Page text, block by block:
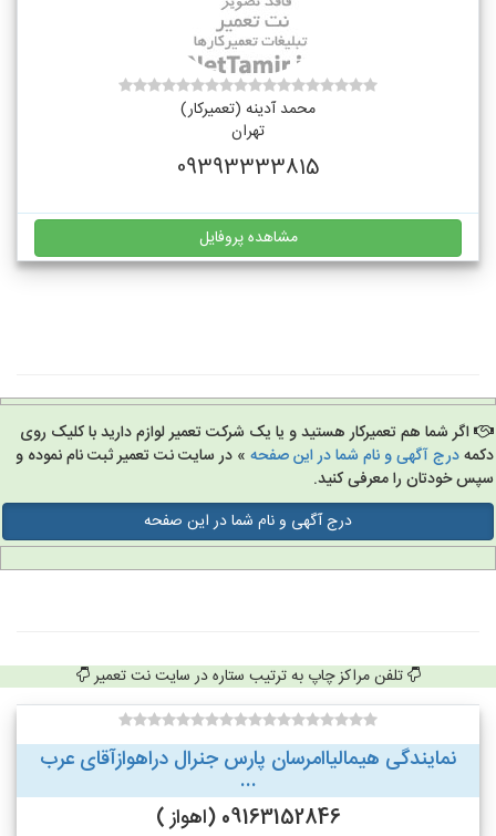
محمد آدینه (تعمیرکار)
تهران
09393333815
مشاهده پروفایل
اگر شما هم تعمیرکار هستید و یا یک شرکت تعمیر لوازم دارید با کلیک روی
درج آگهی و نام شما در این صفحه» در سایت نت تعمیر ثبت نام نموده و
خودتان را معرفی کنید.
درج آگهی و نام شما در این صفحه
تلفن مراکز چاپ به ترتیب ستاره در سایت نت تعمیر
نمایندگی هیمالیاامرسان پارس جنرال دراهوازآقای عرب
...
09163152846 (اهواز )